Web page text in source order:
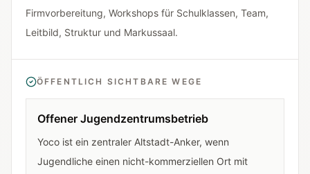
Firmvorbereitung, Workshops für Schulklassen, Team,
Leitbild, Struktur und Markussaal.
ÖFFENTLICH SICHTBARE WEGE
Offener Jugendzentrumsbetrieb
Yoco ist ein zentraler Altstadt-Anker, wenn
Jugendliche einen nicht-kommerziellen Ort mit